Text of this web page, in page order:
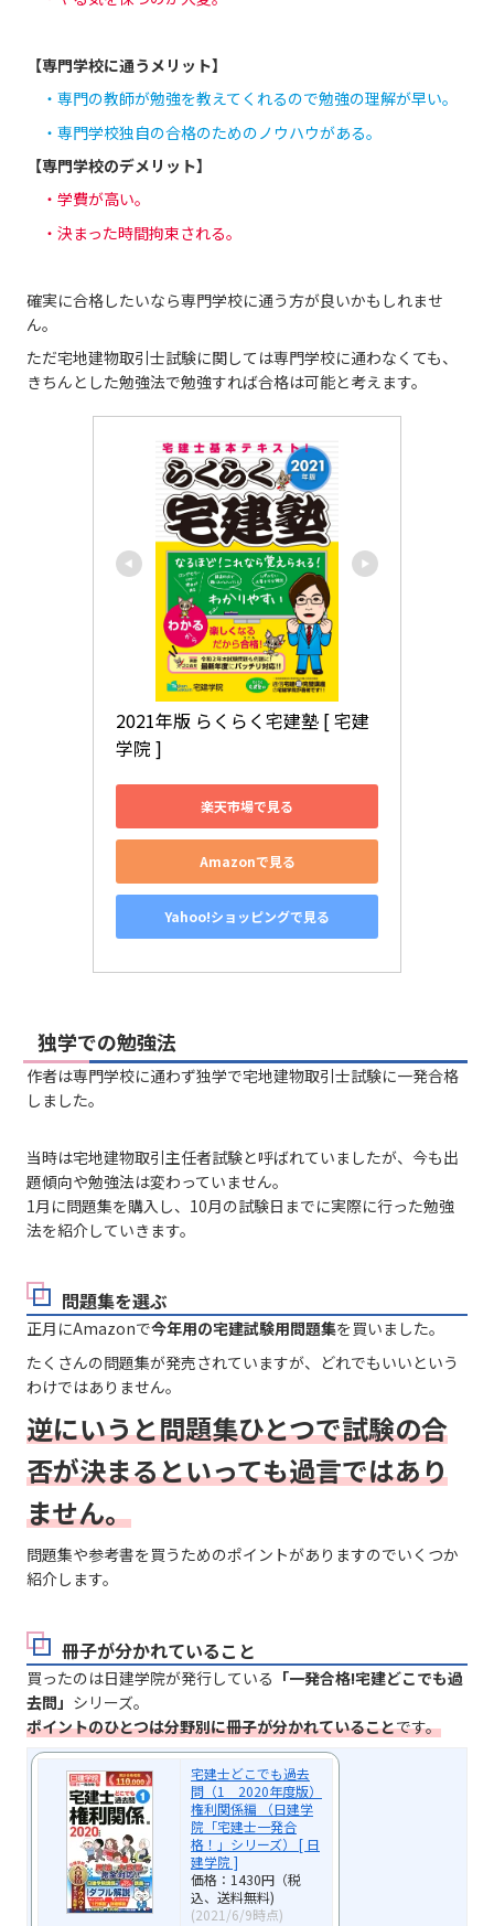
【専門学校に通うメリット】
・専門の教師が勉強を教えてくれるので勉強の理解が早い。
・専門学校独自の合格のためのノウハウがある。
【専門学校のデメリット】
・学費が高い。
・決まった時間拘束される。
確実に合格したいなら専門学校に通う方が良いかもしれませ
ん。
ただ宅地建物取引士試験に関しては専門学校に通わなくても、
きちんとした勉強法で勉強すれば合格は可能と考えます。
2021年版 らくらく宅建塾 [ 宅建
学院 ]
楽天市場で見る
Amazonで見る
Yahoo!ショッピングで見る
独学での勉強法
作者は専門学校に通わず独学で宅地建物取引士試験に一発合格
しました。
当時は宅地建物取引主任者試験と呼ばれていましたが、今も出
題傾向や勉強法は変わっていません。
1月に問題集を購入し、10月の試験日までに実際に行った勉強
法を紹介していきます。
問題集を選ぶ
正月にAmazonで今年用の宅建試験用問題集を買いました。
たくさんの問題集が発売されていますが、どれでもいいという
わけではありません。
逆にいうと問題集ひとつで試験の合
否が決まるといっても過言ではあり
ません。
問題集や参考書を買うためのポイントがありますのでいくつか
紹介します。
冊子が分かれていること
買ったのは日建学院が発行している 「一発合格!宅建どこでも過
去問」 シリーズ。
ポイントのひとつは分野別に冊子が分かれていることです。
宅建士どこでも過去
問（1 2020年度版）
権利関係編 （日建学
院「宅建士一発合
格！」シリーズ） [ 日
建学院 ]
価格：1430円（税
込、送料無料)
(2021/6/9時点)